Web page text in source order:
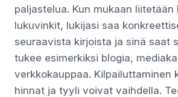
paljastelua. Kun mukaan liitetään
lukuvinkit, lukijasi saa
seuraavista kirjoista ja sinä saat
tukee esimerkiksi blogia,
verkkokauppaa. Kilpailuttaminen
hinnat ja tyyli voivat vaihdella.